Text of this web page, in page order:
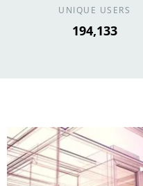
UNIQUE USERS
227,733